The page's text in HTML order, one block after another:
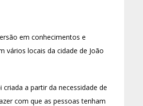
em conhecimentos e
vários locais da cidade de João
a partir da necessidade de
com que as pessoas tenham